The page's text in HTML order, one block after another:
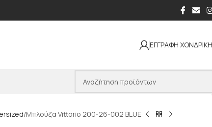
ΕΓΓΡΑΦΗ
Μπλούζα Vittorio 200-26-002 BLUE